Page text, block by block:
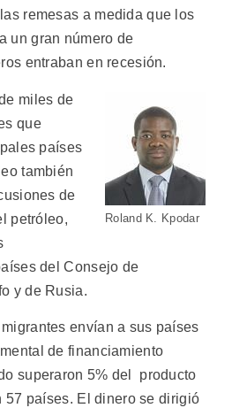
remesas a medida que los
un gran número de
entraban en recesión.
Roland K. Kpodar
miles de
que
países
también
de
petróleo,
del Consejo de
y de Rusia.
envían a sus países
de financiamiento
superaron 5% del producto
57 países. El dinero se dirigió